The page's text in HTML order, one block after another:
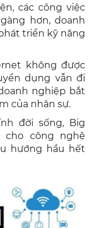
các công việc
hơn, doanh
triển kỹ năng
không được
dụng vẫn đi
nghiệp bắt
của nhân sự.
đời sống, Big
công nghệ
hướng hầu hết